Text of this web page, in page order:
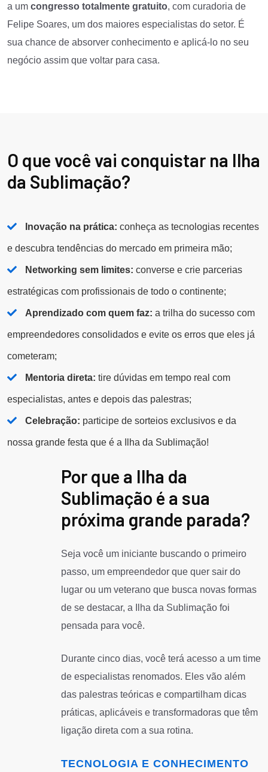
a um congresso totalmente gratuito, com curadoria de
Felipe Soares, um dos maiores especialistas do setor. É
sua chance de absorver conhecimento e aplicá-lo no seu
negócio assim que voltar para casa.
O que você vai conquistar na Ilha
da Sublimação?
Inovação na prática: conheça as tecnologias recentes
e descubra tendências do mercado em primeira mão;
Networking sem limites: converse e crie parcerias
estratégicas com profissionais de todo o continente;
Aprendizado com quem faz: a trilha do sucesso com
empreendedores consolidados e evite os erros que eles já
cometeram;
Mentoria direta: tire dúvidas em tempo real com
especialistas, antes e depois das palestras;
Celebração: participe de sorteios exclusivos e da
nossa grande festa que é a Ilha da Sublimação!
Por que a Ilha da
Sublimação é a sua
próxima grande parada?
Seja você um iniciante buscando o primeiro
passo, um empreendedor que quer sair do
lugar ou um veterano que busca novas formas
de se destacar, a Ilha da Sublimação foi
pensada para você.
Durante cinco dias, você terá acesso a um time
de especialistas renomados. Eles vão além
das palestras teóricas e compartilham dicas
práticas, aplicáveis e transformadoras que têm
ligação direta com a sua rotina.
TECNOLOGIA E CONHECIMENTO